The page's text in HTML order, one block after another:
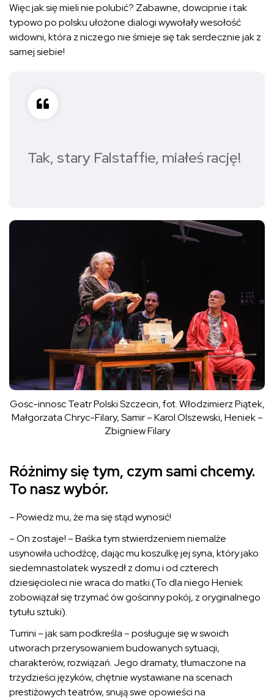
Więc jak się mieli nie polubić? Zabawne, dowcipnie i tak
typowo po polsku ułożone dialogi wywołały wesołość
widowni, która z niczego nie śmieje się tak serdecznie jak z
samej siebie!
Tak, stary Falstaffie, miałeś rację!
Gosc-innosc Teatr Polski Szczecin, fot. Włodzimierz Piątek,
Małgorzata Chryc-Filary, Samir – Karol Olszewski, Heniek –
Zbigniew Filary
Różnimy się tym, czym sami chcemy.
To nasz wybór.
– Powiedz mu, że ma się stąd wynosić!
– On zostaje! – Baśka tym stwierdzeniem niemalże
usynowiła uchodźcę, dając mu koszulkę jej syna, który jako
siedemnastolatek wyszedł z domu i od czterech
dziesięcioleci nie wraca do matki.(To dla niego Heniek
zobowiązał się trzymać ów gościnny pokój, z oryginalnego
tytułu sztuki).
Turrini – jak sam podkreśla – posługuje się w swoich
utworach przerysowaniem budowanych sytuacji,
charakterów, rozwiązań. Jego dramaty, tłumaczone na
trzydzieści języków, chętnie wystawiane na scenach
prestiżowych teatrów, snują swe opowieści na